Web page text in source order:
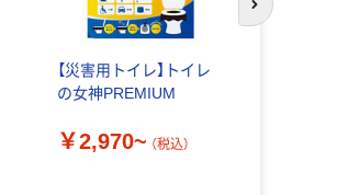
【災害用トイレ】トイレ
の女神PREMIUM
￥2,970~ （税込）
次のスライド